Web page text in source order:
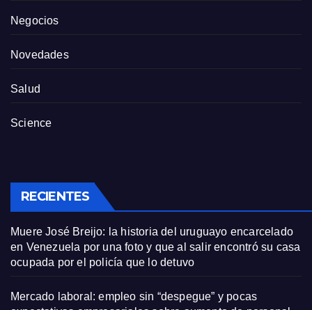
Negocios
Novedades
Salud
Science
RECIENTES
Muere José Breijo: la historia del uruguayo encarcelado
en Venezuela por una foto y que al salir encontró su casa
ocupada por el policía que lo detuvo
Mercado laboral: empleo sin “despegue” y pocas